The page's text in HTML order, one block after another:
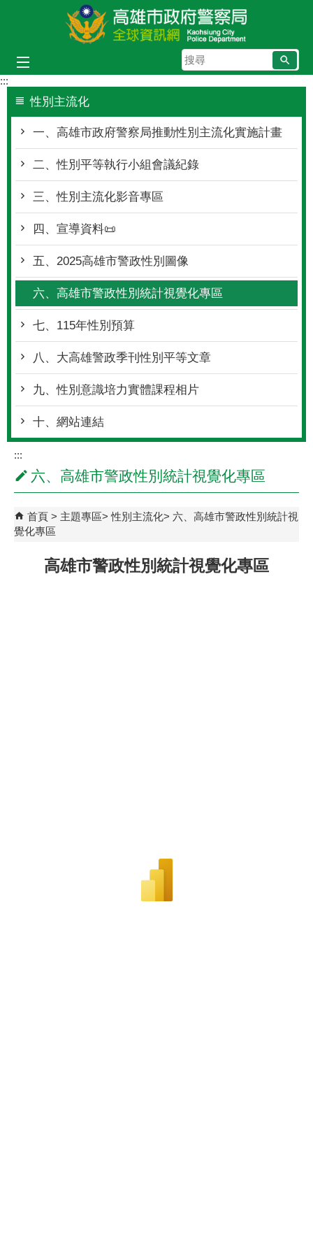
跳到主要內容區塊
搜
尋
:::
性別主流化
一、高雄市政府警察局推動性別主流化實施計畫
二、性別平等執行小組會議紀錄
三、性別主流化影音專區
四、宣導資料📜
五、2025高雄市警政性別圖像
六、高雄市警政性別統計視覺化專區
七、115年性別預算
八、大高雄警政季刊性別平等文章
九、性別意識培力實體課程相片
十、網站連結
:::
六、高雄市警政性別統計視覺化專區
首頁 主題專區 性別主流化
六、高雄市警政性別統計視
覺化專區
高雄市警政性別統計視覺化專區